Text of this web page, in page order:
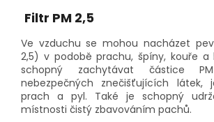
Filtr PM 2,5
Ve vzduchu se mohou nacházet
2,5) v podobě prachu, špíny, kouře a
schopný zachytávat částice
nebezpečných znečišťujících látek,
prach a pyl. Také je schopný
místnosti čistý zbavováním pachů.